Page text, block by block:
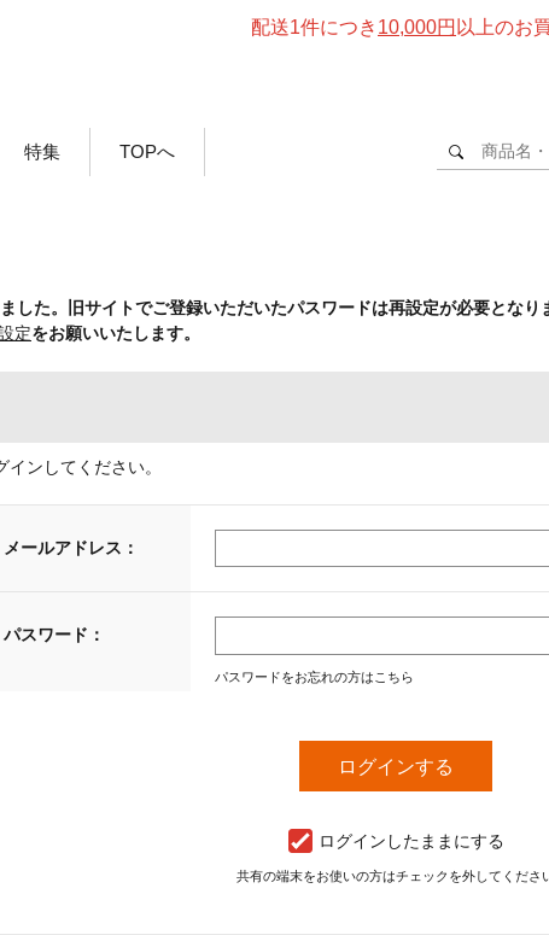
配送1件につき 10,000円 以上のお
特集 TOPへ
した。旧サイトでご登録いただいたパスワードは再設定が必要となり
定をお願いいたします。
ンしてください。
メールアドレス：
パスワード：
パスワードをお忘れの方はこちら
ログインしたままにする
共有の端末をお使いの方はチェックを外してくださ